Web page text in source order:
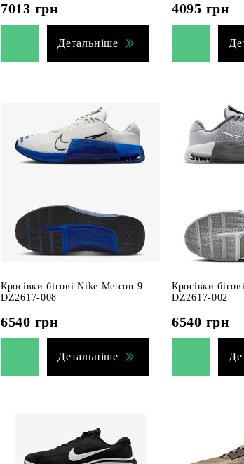
7013 грн
Детальніше
4095 грн
Кросівки бігові Nike Metcon 9
DZ2617-008
6540 грн
Детальніше
Кросівки
DZ2617-002
6540 грн